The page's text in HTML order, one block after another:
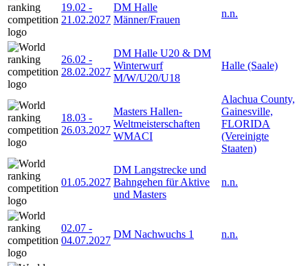
19.02 -
21.02.2027
DM Halle
Männer/Frauen
n.n.
26.02 -
28.02.2027
DM Halle U20 & DM
Winterwurf
M/W/U20/U18
Halle (Saale)
18.03 -
26.03.2027
Masters Hallen-
Weltmeisterschaften
WMACI
Alachua County,
Gainesville,
FLORIDA
(Vereinigte
Staaten)
01.05.2027
DM Langstrecke und
Bahngehen für Aktive
und Masters
n.n.
02.07 -
04.07.2027
DM Nachwuchs 1 n.n.